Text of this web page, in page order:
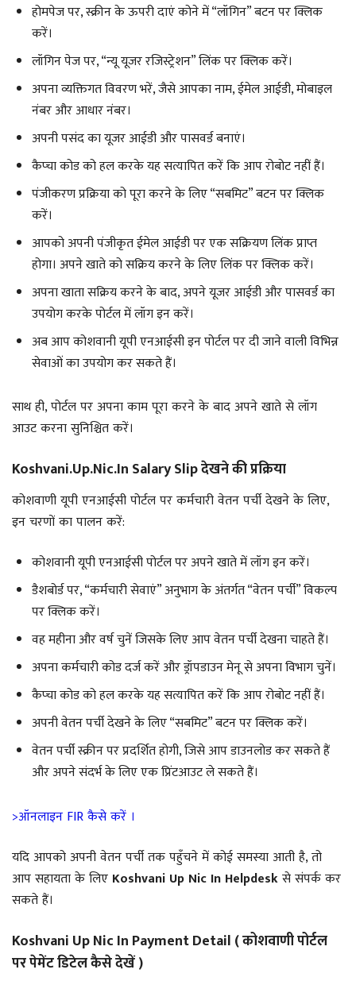
होमपेज पर, स्क्रीन के ऊपरी दाएं कोने में “लॉगिन” बटन पर क्लिक
करें।
लॉगिन पेज पर, “न्यू यूजर रजिस्ट्रेशन” लिंक पर क्लिक करें।
अपना व्यक्तिगत विवरण भरें, जैसे आपका नाम, ईमेल आईडी, मोबाइल
नंबर और आधार नंबर।
अपनी पसंद का यूजर आईडी और पासवर्ड बनाएं।
कैप्चा कोड को हल करके यह सत्यापित करें कि आप रोबोट नहीं हैं।
पंजीकरण प्रक्रिया को पूरा करने के लिए “सबमिट” बटन पर क्लिक
करें।
आपको अपनी पंजीकृत ईमेल आईडी पर एक सक्रियण लिंक प्राप्त
होगा। अपने खाते को सक्रिय करने के लिए लिंक पर क्लिक करें।
अपना खाता सक्रिय करने के बाद, अपने यूजर आईडी और पासवर्ड का
उपयोग करके पोर्टल में लॉग इन करें।
अब आप कोशवानी यूपी एनआईसी इन पोर्टल पर दी जाने वाली विभिन्न
सेवाओं का उपयोग कर सकते हैं।
साथ ही, पोर्टल पर अपना काम पूरा करने के बाद अपने खाते से लॉग
आउट करना सुनिश्चित करें।
Koshvani.up.nic.In Salary Slip देखने की प्रक्रिया
कोशवाणी यूपी एनआईसी पोर्टल पर कर्मचारी वेतन पर्ची देखने के लिए,
इन चरणों का पालन करें:
कोशवानी यूपी एनआईसी पोर्टल पर अपने खाते में लॉग इन करें।
डैशबोर्ड पर, “कर्मचारी सेवाएं” अनुभाग के अंतर्गत “वेतन पर्ची” विकल्प
पर क्लिक करें।
वह महीना और वर्ष चुनें जिसके लिए आप वेतन पर्ची देखना चाहते हैं।
अपना कर्मचारी कोड दर्ज करें और ड्रॉपडाउन मेनू से अपना विभाग चुनें।
कैप्चा कोड को हल करके यह सत्यापित करें कि आप रोबोट नहीं हैं।
अपनी वेतन पर्ची देखने के लिए “सबमिट” बटन पर क्लिक करें।
वेतन पर्ची स्क्रीन पर प्रदर्शित होगी, जिसे आप डाउनलोड कर सकते हैं
और अपने संदर्भ के लिए एक प्रिंटआउट ले सकते हैं।
>ऑनलाइन FIR कैसे करें ।
यदि आपको अपनी वेतन पर्ची तक पहुँचने में कोई समस्या आती है, तो
आप सहायता के लिए Koshvani Up Nic In Helpdeskसे संपर्क कर
सकते हैं।
Koshvani Up Nic In Payment Detail ( कोशवाणी पोर्टल
पर पेमेंट डिटेल कैसे देखें )